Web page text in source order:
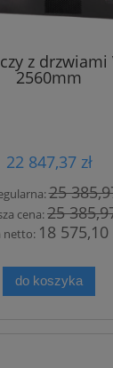
z
2560mm
22 847,37 zł
25
cena:25
netto: 18 575,10
do koszyka